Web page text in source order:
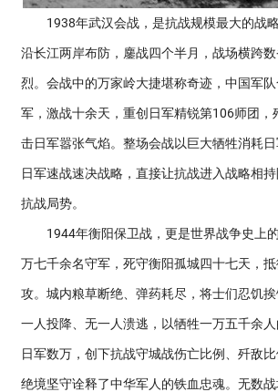
1938年武汉会战，是抗战规模最大的战
沿长江两岸布防，鏖战四个半月，战场横跨
烈。会战中的万家岭大捷堪称奇迹，中国军
军，激战十余天，重创日军精锐第106师团，
击日军嚣张气焰。整场会战以巨大牺牲消耗
日军速战速决战略，直接让抗战进入战略相
抗战局势。
1944年衡阳保卫战，更是世界战争史上
万七千余名守军，死守衡阳孤城四十七天，
攻。城内粮草断绝、弹药耗尽，将士们忍饥
一人投降、无一人溃逃，以牺牲一万五千余
日军数万，创下抗战守城战伤亡比例、歼敌
绝境坚守诠释了中华军人的铁血忠魂。无数